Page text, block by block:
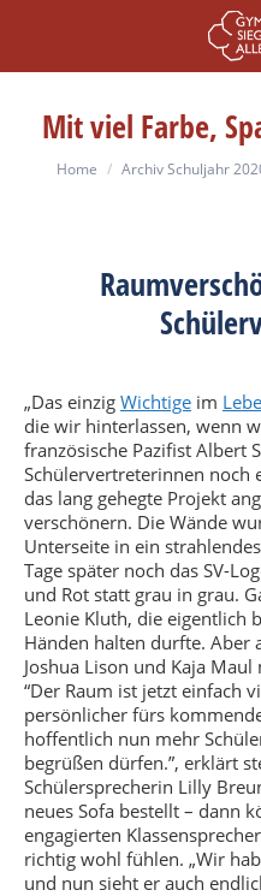
Mit viel Farbe,
You are here:
Home Archiv Schuljahr
„Das einzig Wichtige im
die wir hinterlassen, wenn
französische Pazifist Albert
Schülervertreterinnen noch
das lang gehegte Projekt
verschönern. Die Wände
Unterseite in ein
Tage später noch das SV-
und Rot statt grau in grau.
Leonie Kluth, die eigentlich
Händen halten durfte. Aber
Joshua Lison und Kaja
“Der Raum ist jetzt einfach
persönlicher fürs
hoffentlich nun mehr
begrüßen dürfen.”, erklärt
Schülersprecherin Lilly
neues Sofa bestellt – dann
engagierten
richtig wohl fühlen. „Wir
und nun sieht er auch